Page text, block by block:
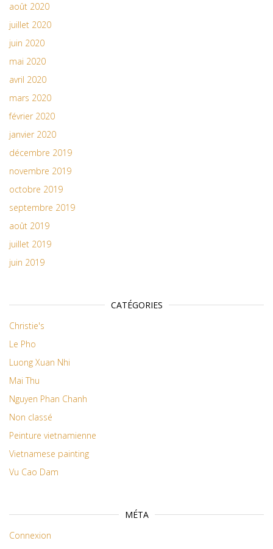
août 2020
juillet 2020
juin 2020
mai 2020
avril 2020
mars 2020
février 2020
janvier 2020
décembre 2019
novembre 2019
octobre 2019
septembre 2019
août 2019
juillet 2019
juin 2019
CATÉGORIES
Christie's
Le Pho
Luong Xuan Nhi
Mai Thu
Nguyen Phan Chanh
Non classé
Peinture vietnamienne
Vietnamese painting
Vu Cao Dam
MÉTA
Connexion